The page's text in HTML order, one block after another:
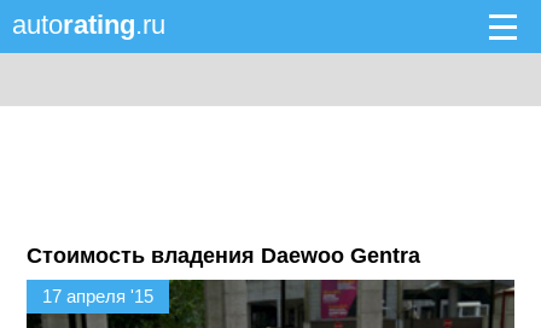
autorating.ru
Стоимость владения Daewoo Gentra
17 апреля '15